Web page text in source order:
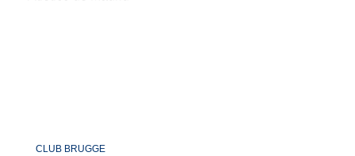
CLUB BRUGGE